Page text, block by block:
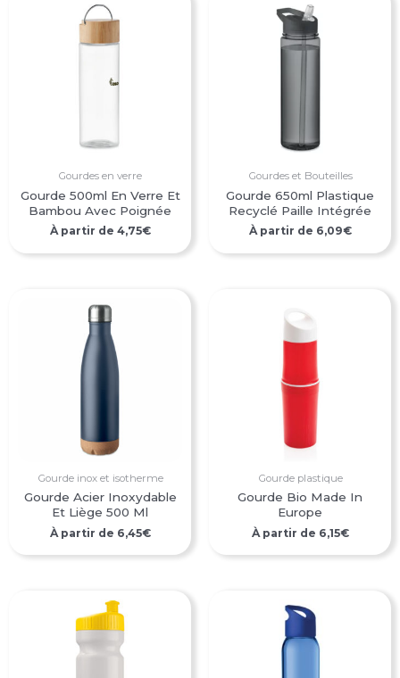
Gourdes en verre
Gourde 500ml En Verre Et
Bambou Avec Poignée
À partir de 4,75€
Gourdes et Bouteilles
Gourde 650ml Plastique
Recyclé Paille Intégrée
À partir de 6,09€
Gourde inox et isotherme
Gourde Acier Inoxydable
Et Liège 500 Ml
À partir de 6,45€
Gourde plastique
Gourde Bio Made In
Europe
À partir de 6,15€